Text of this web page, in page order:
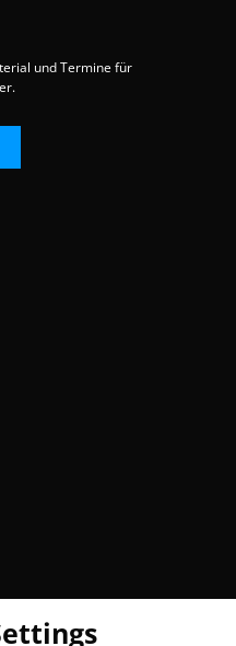
und Termine für